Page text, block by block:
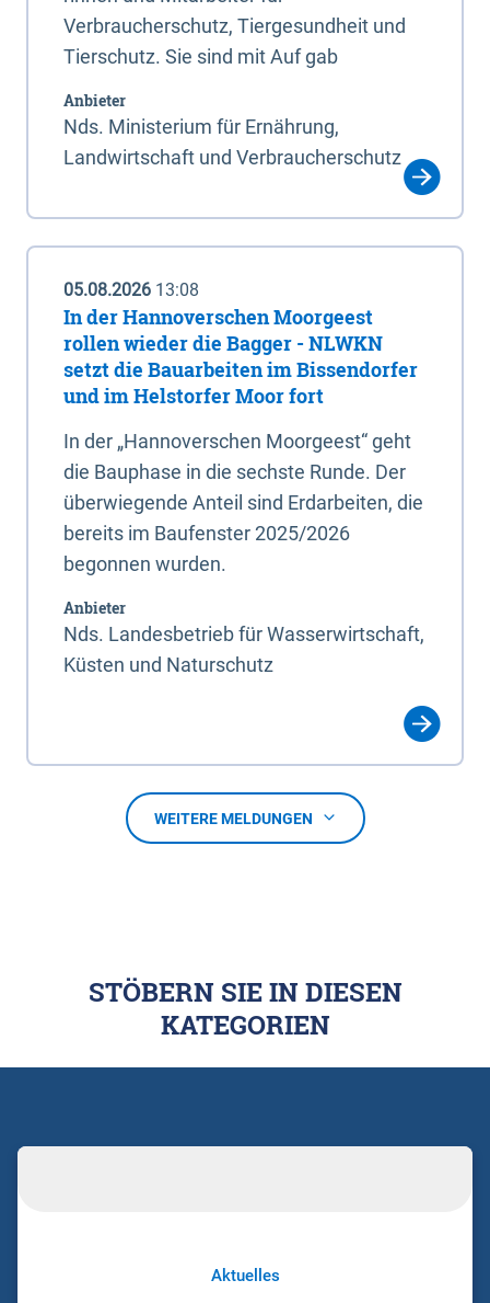
Verbraucherschutz, Tiergesundheit und
Tierschutz. Sie sind mit Auf gab
Anbieter
Nds. Ministerium für Ernährung,
Landwirtschaft und Verbraucherschutz
05.08.2026 13:08
In der Hannoverschen Moorgeest
rollen wieder die Bagger - NLWKN
setzt die Bauarbeiten im Bissendorfer
und im Helstorfer Moor fort
In der „Hannoverschen Moorgeest“ geht
die Bauphase in die sechste Runde. Der
überwiegende Anteil sind Erdarbeiten, die
bereits im Baufenster 2025/2026
begonnen wurden.
Anbieter
Nds. Landesbetrieb für Wasserwirtschaft,
Küsten und Naturschutz
WEITERE MELDUNGEN
STÖBERN SIE IN DIESEN
KATEGORIEN
Aktuelles